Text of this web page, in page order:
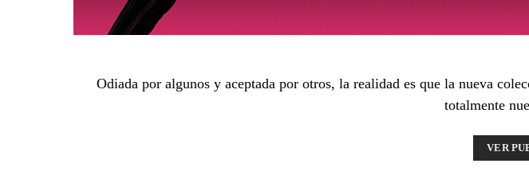
Odiada por algunos y aceptada por otros, la realidad es que la nueva
totalmente
VER